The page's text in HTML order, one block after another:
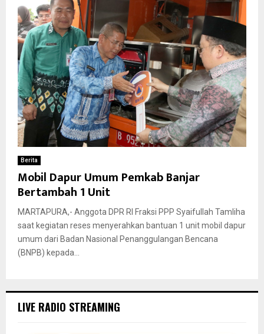
Berita
Mobil Dapur Umum Pemkab Banjar
Bertambah 1 Unit
MARTAPURA,- Anggota DPR RI Fraksi PPP Syaifullah Tamliha
saat kegiatan reses menyerahkan bantuan 1 unit mobil dapur
umum dari Badan Nasional Penanggulangan Bencana
(BNPB) kepada...
LIVE RADIO STREAMING